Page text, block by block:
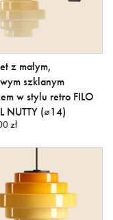
z małym,
szklanym
w stylu retro FILO
NUTTY (⌀14)
zł